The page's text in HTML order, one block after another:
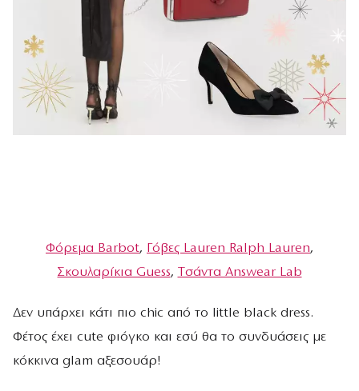
Φόρεμα Βarbot, Γόβες Lauren Ralph Lauren,
Σκουλαρίκια Guess, Tσάντα Answear Lab
Δεν υπάρχει κάτι πιο chic από το little black dress.
Φέτος έχει cute φιόγκο και εσύ θα το συνδυάσεις με
κόκκινα glam αξεσουάρ!